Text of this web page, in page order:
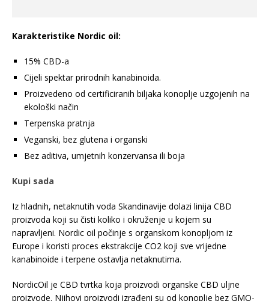
Karakteristike Nordic oil:
15% CBD-a
Cijeli spektar prirodnih kanabinoida.
Proizvedeno od certificiranih biljaka konoplje uzgojenih na
ekološki način
Terpenska pratnja
Veganski, bez glutena i organski
Bez aditiva, umjetnih konzervansa ili boja
Kupi sada
Iz hladnih, netaknutih voda Skandinavije dolazi linija CBD
proizvoda koji su čisti koliko i okruženje u kojem su
napravljeni. Nordic oil počinje s organskom konopljom iz
Europe i koristi proces ekstrakcije CO2 koji sve vrijedne
kanabinoide i terpene ostavlja netaknutima.
NordicOil je CBD tvrtka koja proizvodi organske CBD uljne
proizvode. Njihovi proizvodi izrađeni su od konoplje bez GMO-